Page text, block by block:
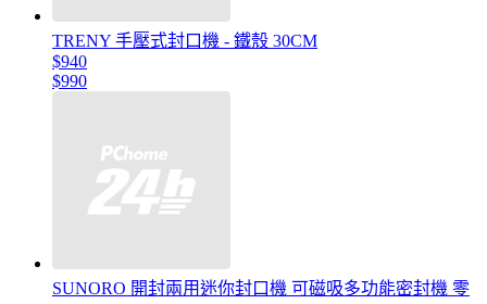
TRENY 手壓式封口機 - 鐵殼 30CM
$940
$990
SUNORO 開封兩用迷你封口機 可磁吸多功能密封機 零